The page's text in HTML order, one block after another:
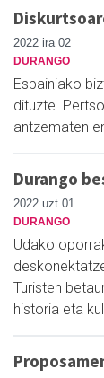
2022 ira 02
DURANGO
Espainiako
dituzte.
antzematen
Durango
2022 uzt 01
DURANGO
Udako
Turisten
historia eta